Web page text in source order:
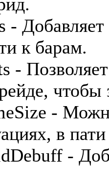
-
к барам.
-
чтобы
-
в
-